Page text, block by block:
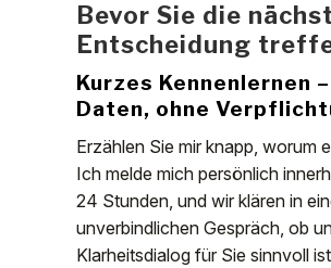
Bevor Sie die
Entscheidung
Kurzes Kennenlernen
Daten, ohne
Erzählen Sie mir knapp, worum
Ich melde mich persönlich
24 Stunden, und wir klären in
unverbindlichen Gespräch, ob
Klarheitsdialog für Sie sinnvoll